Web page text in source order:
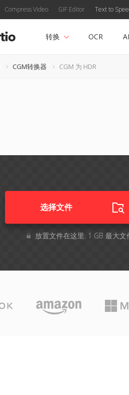
Compress Video GIF Editor Text to
转换 OCR
CGM转换器 CGM 为 HDR
选择文件
放置文件在这里. 1 GB 最大